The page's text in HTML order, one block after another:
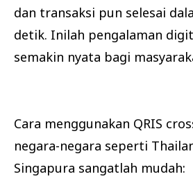
dan transaksi pun selesai
detik. Inilah pengalaman
semakin nyata bagi
Cara menggunakan QRIS
negara-negara seperti
Singapura sangatlah mudah: